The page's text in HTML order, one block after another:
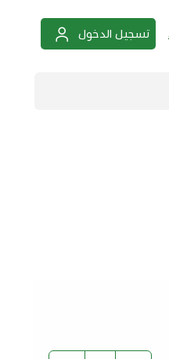
تسجيل الدخول